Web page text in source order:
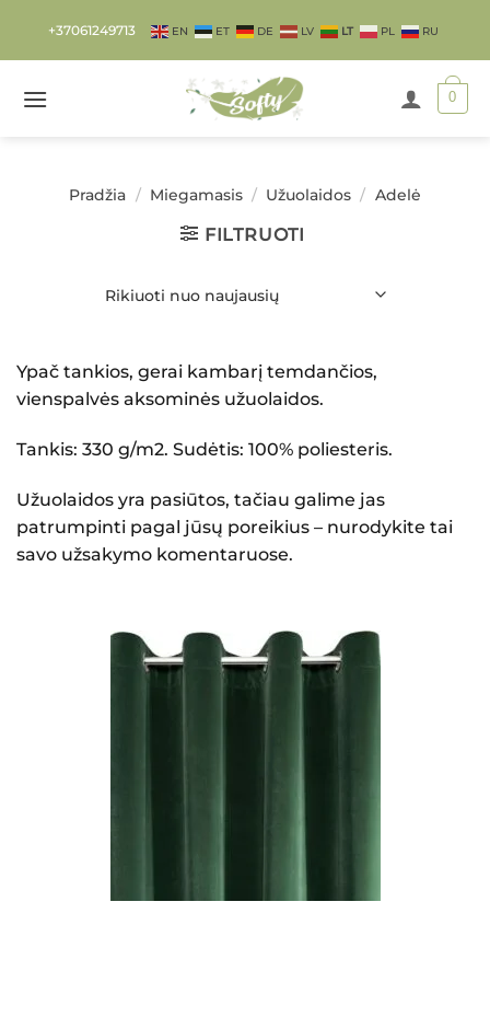
content
+37061249713 EN ET DE LV LT PL RU
0
Pradžia / Miegamasis / Užuolaidos / Adelė
FILTRUOTI
Ypač tankios, gerai kambarį temdančios,
vienspalvės aksominės užuolaidos.
Tankis: 330 g/m2. Sudėtis: 100% poliesteris.
Užuolaidos yra pasiūtos, tačiau galime jas
patrumpinti pagal jūsų poreikius – nurodykite tai
savo užsakymo komentaruose.